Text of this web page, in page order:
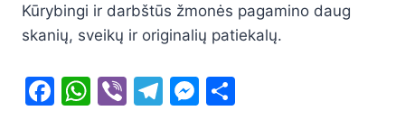
Kūrybingi ir darbštūs žmonės pagamino daug
skanių, sveikų ir originalių patiekalų.
F
W Vi T
M